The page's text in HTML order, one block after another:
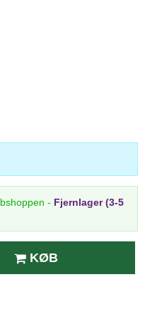
- Fjernlager (3-5
KØB